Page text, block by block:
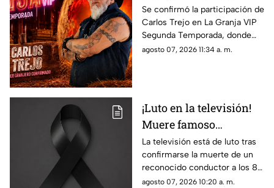
primer participante
confirmado
Se confirmó la participación de
Carlos Trejo en La Granja VIP
Segunda Temporada, donde
pondrá a prueba sus
agosto 07, 2026 11:34 a. m.
¡Luto en la televisión!
Muere famoso
conductor de TV;
padecía problemas
cardíacos desde hace
La televisión está de luto tras
confirmarse la muerte de un
reconocido conductor a los 85
años, quien enfrentó
agosto 07, 2026 10:20 a. m.